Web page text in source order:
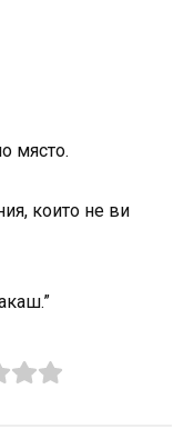
място.
които не ви